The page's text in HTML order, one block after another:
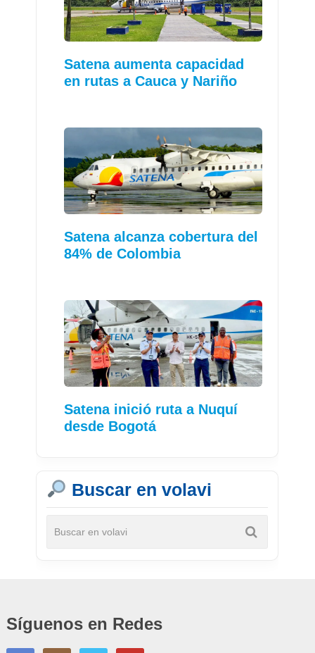
Satena aumenta capacidad
en rutas a Cauca y Nariño
Satena alcanza cobertura del
84% de Colombia
Satena inició ruta a Nuquí
desde Bogotá
Buscar en volavi
Síguenos en Redes